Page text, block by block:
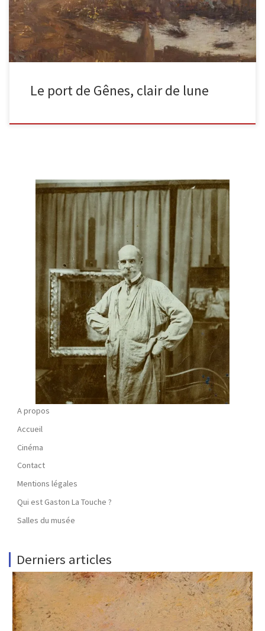
Le port de Gênes, clair de lune
A propos
Accueil
Cinéma
Contact
Mentions légales
Qui est Gaston La Touche ?
Salles du musée
Derniers articles